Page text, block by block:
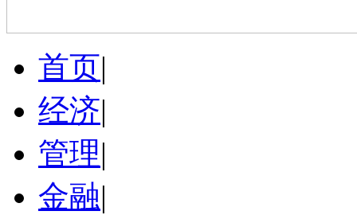
首页|
经济|
管理|
金融|